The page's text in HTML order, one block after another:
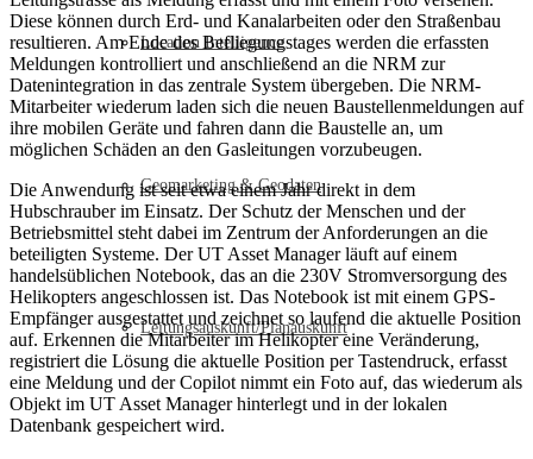
Location Intelligence
Geomarketing & Geodaten
Leitungsauskunft/Planauskunft
Diese können durch Erd- und Kanalarbeiten oder den Straßenbau
resultieren. Am Ende des Befliegungstages werden die erfassten
Meldungen kontrolliert und anschließend an die NRM zur
Datenintegration in das zentrale System übergeben. Die NRM-
Mitarbeiter wiederum laden sich die neuen Baustellenmeldungen auf
ihre mobilen Geräte und fahren dann die Baustelle an, um
möglichen Schäden an den Gasleitungen vorzubeugen.
Die Anwendung ist seit etwa einem Jahr direkt in dem
Hubschrauber im Einsatz. Der Schutz der Menschen und der
Betriebsmittel steht dabei im Zentrum der Anforderungen an die
beteiligten Systeme. Der UT Asset Manager läuft auf einem
handelsüblichen Notebook, das an die 230V Stromversorgung des
Helikopters angeschlossen ist. Das Notebook ist mit einem GPS-
Empfänger ausgestattet und zeichnet so laufend die aktuelle Position
auf. Erkennen die Mitarbeiter im Helikopter eine Veränderung,
registriert die Lösung die aktuelle Position per Tastendruck, erfasst
eine Meldung und der Copilot nimmt ein Foto auf, das wiederum als
Objekt im UT Asset Manager hinterlegt und in der lokalen
Datenbank gespeichert wird.